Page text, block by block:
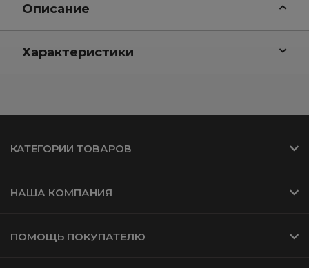
Описание
Характеристики
КАТЕГОРИИ ТОВАРОВ
НАША КОМПАНИЯ
ПОМОЩЬ ПОКУПАТЕЛЮ